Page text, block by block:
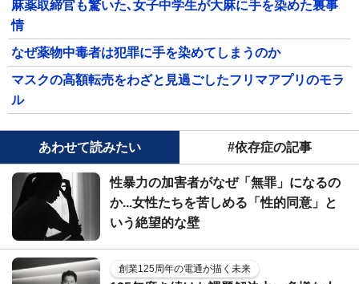
麻薬取締官も驚いた､女子中学生が大麻に手を染めた裏事
情
なぜ薬物中毒者は犯罪に手を染めてしまうのか
マスクの高額転売をわざと見過ごしたフリマアプリのモラ
ル
あわせて読みたい #依存症の記事
性暴力の加害者がなぜ「無罪」になるの
か...女性たちを苦しめる「性的同意」と
いう絶望的な壁
創業125周年の電通が描く未来